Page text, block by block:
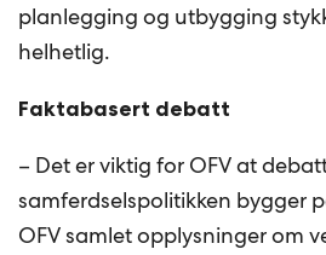
planlegging og utbygging
helhetlig.
Faktabasert debatt
– Det er viktig for OFV at
samferdselspolitikken bygger
OFV samlet opplysninger om